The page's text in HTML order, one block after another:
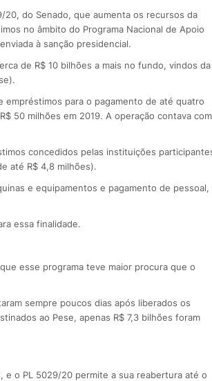
do Senado, que aumenta os recursos da
no âmbito do Programa Nacional de Apoio
à sanção presidencial.
de R$ 10 bilhões a mais no fundo, vindos da
para o pagamento de até quatro
50 milhões em 2019. A operação contava com
concedidos pelas instituições
até R$ 4,8 milhões).
e equipamentos e pagamento de pessoal,
essa finalidade.
esse programa teve maior procura que o
sempre poucos dias após liberados os
ao Pese, apenas R$ 7,3 bilhões foram
e o PL 5029/20 permite a sua reabertura até o